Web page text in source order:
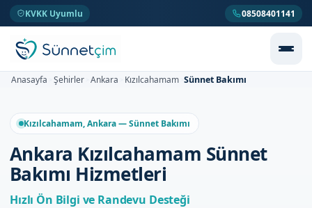
KVKK Uyumlu 08508401141
Anasayfa Şehirler Ankara Kızılcahamam Sünnet Bakımı
Kızılcahamam, Ankara — Sünnet Bakımı
Ankara Kızılcahamam Sünnet
Bakımı Hizmetleri
Hızlı Ön Bilgi ve Randevu Desteği